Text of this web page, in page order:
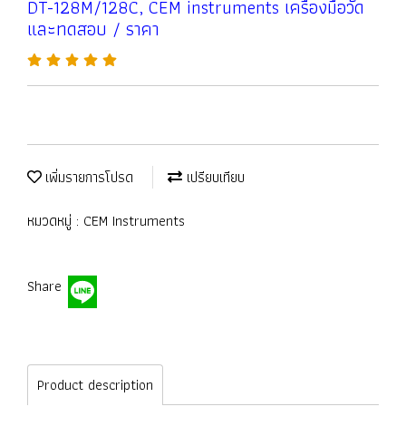
DT-128M/128C, CEM instruments เครื่องมือวัด
และทดสอบ / ราคา
เพิ่มรายการโปรด
เปรียบเทียบ
หมวดหมู่ : CEM Instruments
Share
Product description